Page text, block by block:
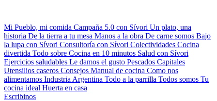
Mi Pueblo, mi comida Campaña 5.0 con Sívori Un plato, una
historia De la tierra a tu mesa Manos a la obra De carne somos Bajo
la lupa con Sívori Consultoría con Sívori Colectividades Cocina
divertida Todo sobre Cocina en 10 minutos Salud con Sívori
Ejercicios saludables Le damos el gusto Pescados Capitales
Utensilios caseros Consejos Manual de cocina Como nos
alimentamos Industria Argentina Todo a la parrilla Todos somos Tu
cocina ideal Huerta en casa
Escribinos